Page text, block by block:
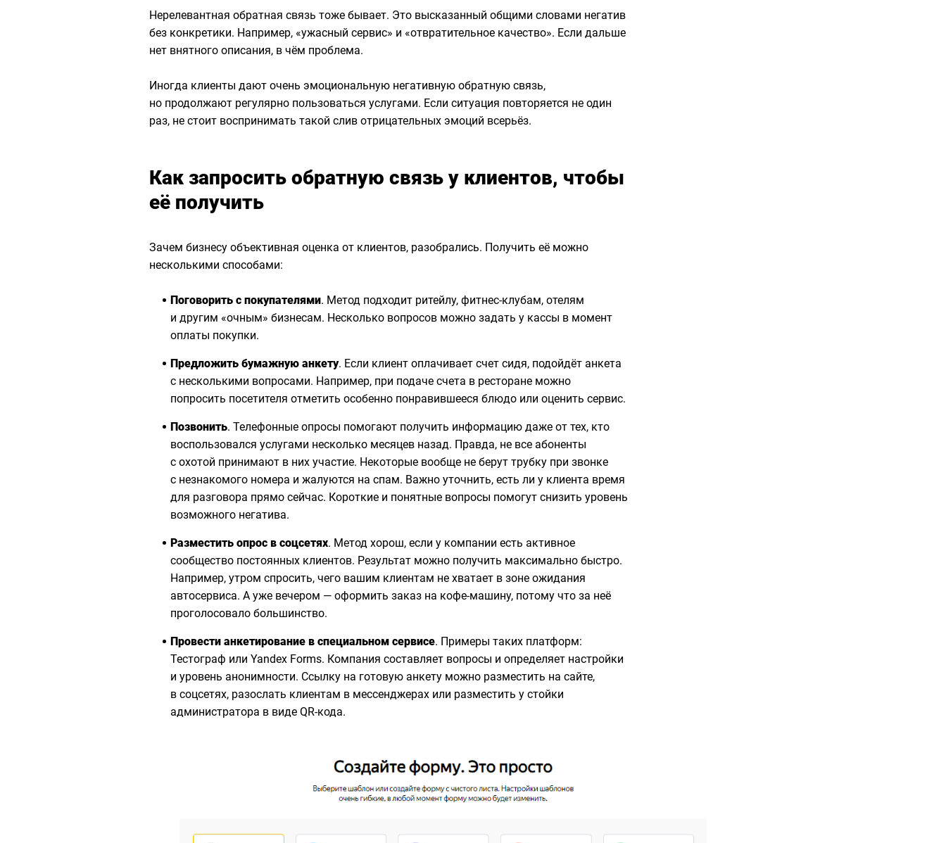
Нерелевантная обратная связь тоже бывает. Это высказанный общими словами негатив
без конкретики. Например, «ужасный сервис» и «отвратительное качество». Если дальше
нет внятного описания, в чём проблема.
Иногда клиенты дают очень эмоциональную негативную обратную связь,
но продолжают регулярно пользоваться услугами. Если ситуация повторяется не один
раз, не стоит воспринимать такой слив отрицательных эмоций всерьёз.
Как запросить обратную связь у клиентов, чтобы
её получить
Зачем бизнесу объективная оценка от клиентов, разобрались. Получить её можно
несколькими способами:
Поговорить с покупателями. Метод подходит ритейлу, фитнес-клубам, отелям
и другим «очным» бизнесам. Несколько вопросов можно задать у кассы в момент
оплаты покупки.
Предложить бумажную анкету. Если клиент оплачивает счет сидя, подойдёт анкета
с несколькими вопросами. Например, при подаче счета в ресторане можно
попросить посетителя отметить особенно понравившееся блюдо или оценить сервис.
Позвонить. Телефонные опросы помогают получить информацию даже от тех, кто
воспользовался услугами несколько месяцев назад. Правда, не все абоненты
с охотой принимают в них участие. Некоторые вообще не берут трубку при звонке
с незнакомого номера и жалуются на спам. Важно уточнить, есть ли у клиента время
для разговора прямо сейчас. Короткие и понятные вопросы помогут снизить уровень
возможного негатива.
Разместить опрос в соцсетях. Метод хорош, если у компании есть активное
сообщество постоянных клиентов. Результат можно получить максимально быстро.
Например, утром спросить, чего вашим клиентам не хватает в зоне ожидания
автосервиса. А уже вечером — оформить заказ на кофе-машину, потому что за неё
проголосовало большинство.
Провести анкетирование в специальном сервисе. Примеры таких платформ:
Тестограф или Yandex Forms. Компания составляет вопросы и определяет настройки
и уровень анонимности. Ссылку на готовую анкету можно разместить на сайте,
в соцсетях, разослать клиентам в мессенджерах или разместить у стойки
администратора в виде QR-кода.